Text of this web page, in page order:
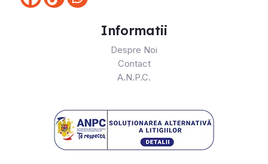
Informatii
Despre Noi
Contact
A.N.P.C.